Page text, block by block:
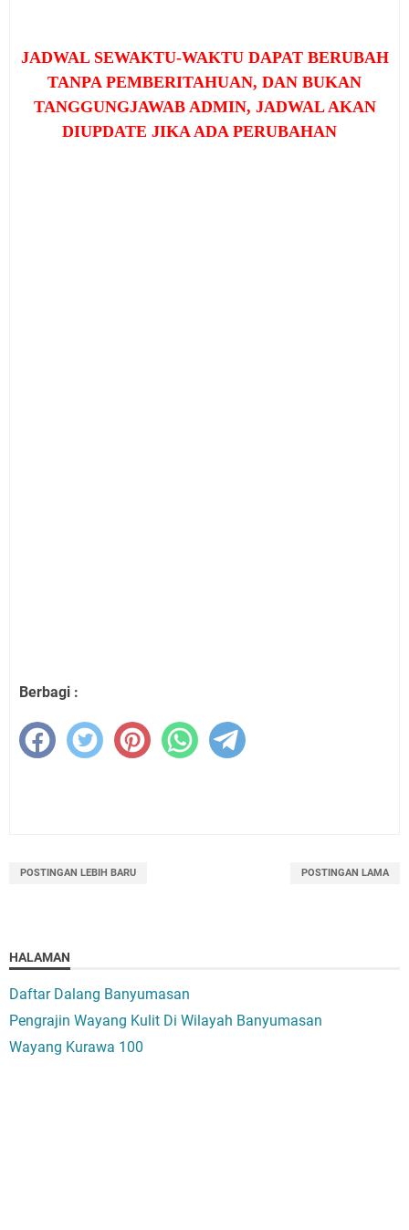
JADWAL SEWAKTU-WAKTU DAPAT BERUBAH
TANPA PEMBERITAHUAN, DAN BUKAN
TANGGUNGJAWAB ADMIN, JADWAL AKAN
DIUPDATE JIKA ADA PERUBAHAN
Berbagi :
POSTINGAN LEBIH BARU POSTINGAN LAMA
HALAMAN
Daftar Dalang Banyumasan
Pengrajin Wayang Kulit Di Wilayah Banyumasan
Wayang Kurawa 100